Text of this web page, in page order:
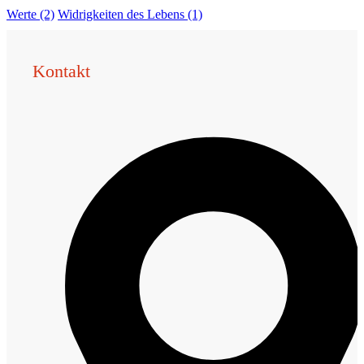
Werte (2) Widrigkeiten des Lebens (1)
Kontakt